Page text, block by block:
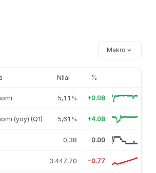
Makro
Nilai %
5,11% +0.08
(yoy) (Q1) 5,61% +4.08
0,38 0.00
3.447,70 -0.77